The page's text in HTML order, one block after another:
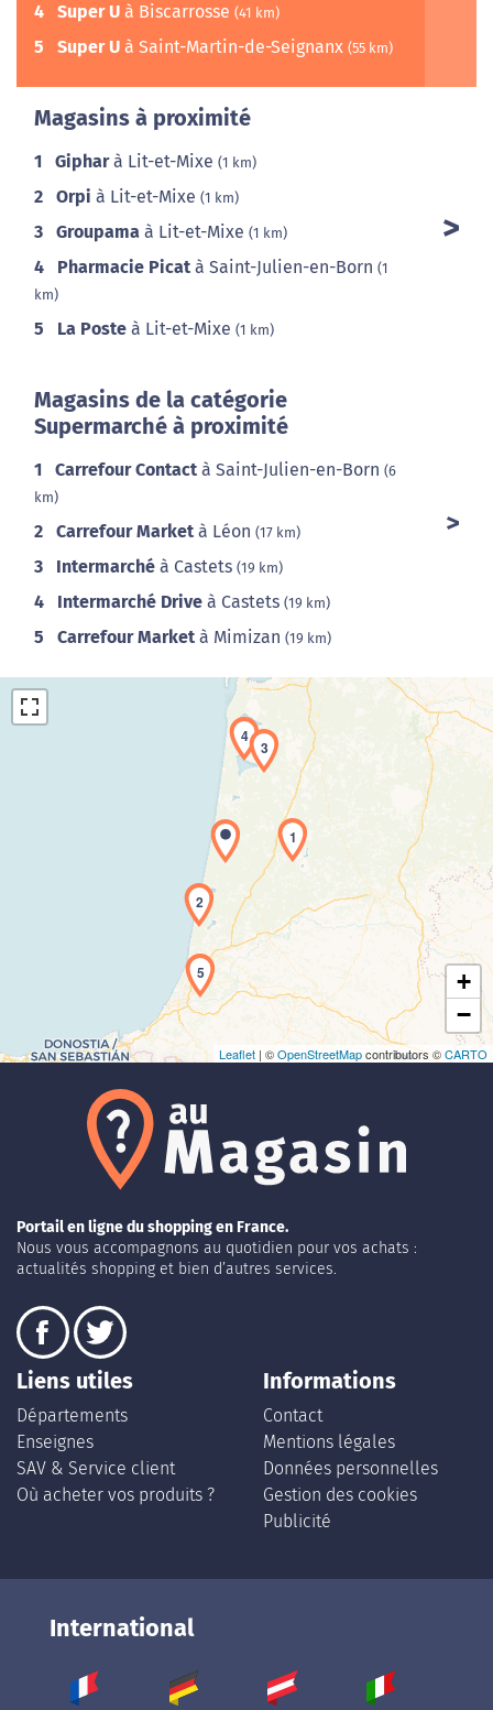
4 Super U à Biscarrosse (41 km)
5 Super U à Saint-Martin-de-Seignanx (55 km)
Magasins à proximité
1 Gipharà Lit-et-Mixe (1 km)
2 Orpi à Lit-et-Mixe (1 km)
3 Groupama à Lit-et-Mixe (1 km)
4 Pharmacie Picat à Saint-Julien-en-Born (1
km)
5 La Poste à Lit-et-Mixe (1 km)
Magasins de la catégorie
Supermarché à proximité
1 Carrefour Contact à Saint-Julien-en-Born (6
km)
2 Carrefour Market à Léon (17 km)
3 Intermarché à Castets (19 km)
4 Intermarché Drive à Castets (19 km)
5 Carrefour Market à Mimizan (19 km)
Chargement de la carte en cours...
1
2
3
4
5
+
−
Leaflet | ©OpenStreetMapcontributors ©CARTO
Portail en ligne du shopping en France.
Nous vous accompagnons au quotidien pour vos achats :
actualités shopping et bien d’autres services.
Liens utiles
Départements
Enseignes
SAV & Service client
Où acheter vos produits ?
Informations
Contact
Mentions légales
Données personnelles
Gestion des cookies
Publicité
International